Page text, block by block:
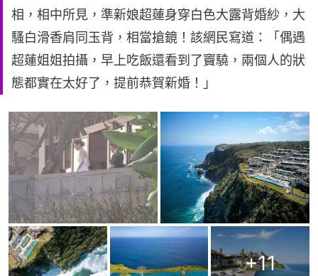
相，相中所見，準新娘超蓮身穿白色大露背婚紗，大
騷白滑香肩同玉背，相當搶鏡！該網民寫道：「偶遇
超蓮姐姐拍攝，早上吃飯還看到了竇驍，兩個人的狀
態都實在太好了，提前恭賀新婚！」
+11